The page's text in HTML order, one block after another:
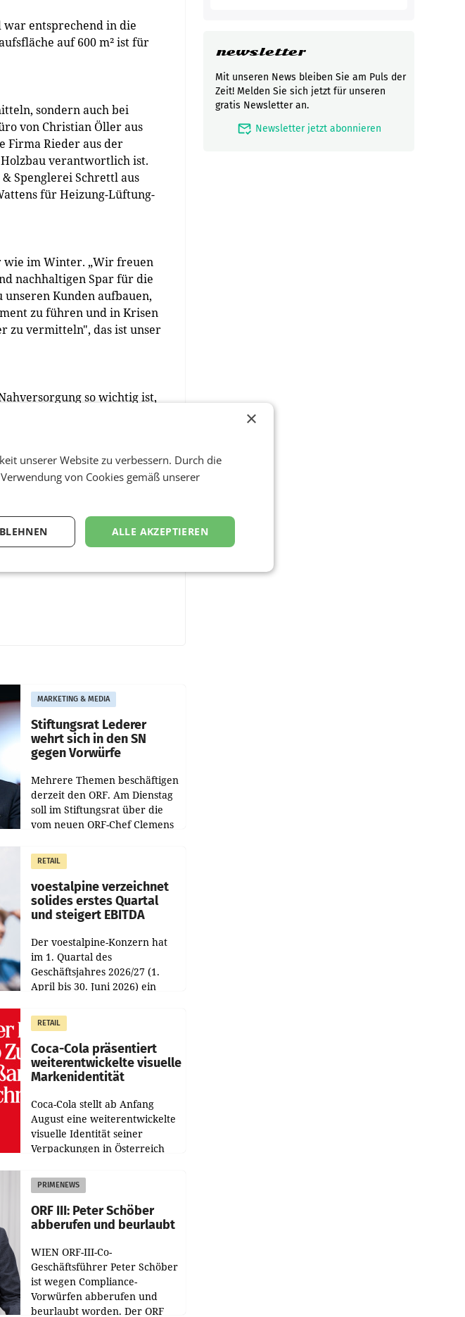
war entsprechend in die
auf 600 m² ist für
sondern auch bei
von Christian Öller aus
Firma Rieder aus der
verantwortlich ist.
Spenglerei Schrettl aus
für Heizung-Lüftung-
wie im Winter. „Wir freuen
nachhaltigen Spar für die
Kunden aufbauen,
zu führen und in Krisen
zu vermitteln", das ist unser
so wichtig ist,
und viel Erfolg für die
MARKETING & MEDIA
Stiftungsrat Lederer
wehrt sich in den SN
gegen Vorwürfe
Mehrere Themen beschäftigen
derzeit den ORF. Am Dienstag
soll im Stiftungsrat über die
vom neuen ORF-Chef Clemens
Besetzungen für die
Direktionen abgestimmt
werden.
RETAIL
voestalpine verzeichnet
solides erstes Quartal
und steigert EBITDA
Der voestalpine-Konzern hat
im 1. Quartal des
Geschäftsjahres 2026/27 (1.
April bis 30. Juni 2026) ein
Der Umsatz stieg im Vergleich
zur Vorjahresperiode
RETAIL
Coca-Cola präsentiert
weiterentwickelte visuelle
Markenidentität
Coca-Cola stellt ab Anfang
August eine weiterentwickelte
visuelle Identität seiner
Verpackungen in Österreich
Redesigns stehen zentrale
Gestaltungselemente
PRIMENEWS
ORF III: Peter Schöber
abberufen und beurlaubt
WIEN ORF-III-Co-
Geschäftsführer Peter Schöber
ist wegen Compliance-
Vorwürfen abberufen und
beurlaubt worden. Der ORF
newsletter
Mit unseren News bleiben Sie am Puls der
Zeit! Melden Sie sich jetzt für unseren
gratis Newsletter an.
mark_email_read Newsletter jetzt abonnieren
×
unserer Website zu verbessern. Durch die
von Cookies gemäß unserer
ALLE AKZEPTIEREN